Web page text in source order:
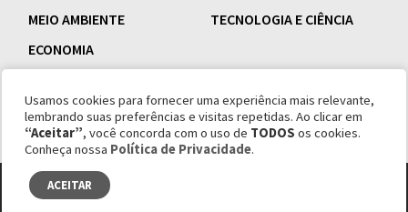
MEIO AMBIENTE
TECNOLOGIA E CIÊNCIA
ECONOMIA
© copyright 1995 - 2026 Revista Esquinas.
Usamos cookies para fornecer uma experiência mais relevante,
lembrando suas preferências e visitas repetidas. Ao clicar em
“Aceitar”, você concorda com o uso de TODOS os cookies.
Conheça nossa Política de Privacidade.
ACEITAR